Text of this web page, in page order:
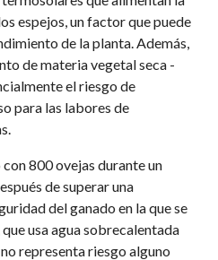
espejos, un factor que puede
de la planta. Además,
de materia vegetal seca -
el riesgo de
para las labores de
800 ovejas durante un
de superar una
del ganado en la que se
usa agua sobrecalentada
representa riesgo alguno